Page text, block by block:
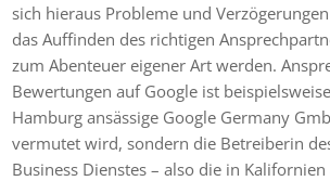
sich hieraus Probleme und
das Auffinden des richtigen
zum Abenteuer eigener Art werden.
Bewertungen auf Google ist
Hamburg ansässige Google Germany
vermutet wird, sondern die Betreiberin
Business Dienstes – also die in Kalifornien